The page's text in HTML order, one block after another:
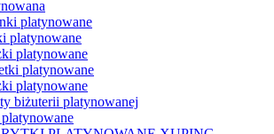
platynowane
platynowane
platynowane
platynowane
platynowane
biżuterii platynowanej